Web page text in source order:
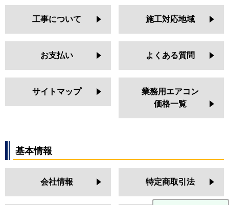
工事について 施工対応地域
お支払い よくある質問
サイトマップ
業務用エアコン
価格一覧
基本情報
会社情報 特定商取引法